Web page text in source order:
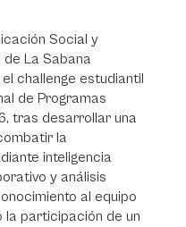
Social y
La Sabana
challenge estudiantil
de Programas
tras desarrollar una
la
inteligencia
y análisis
al equipo
la participación de un